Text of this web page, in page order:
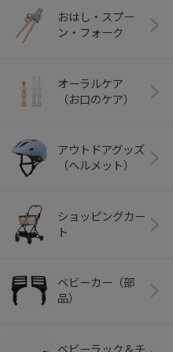
おはし・スプー
ン・フォーク
オーラルケア
（お口のケア）
アウトドアグッズ
（ヘルメット）
ショッピングカー
ト
ベビーカー（部
品）
ベビーラック＆チ